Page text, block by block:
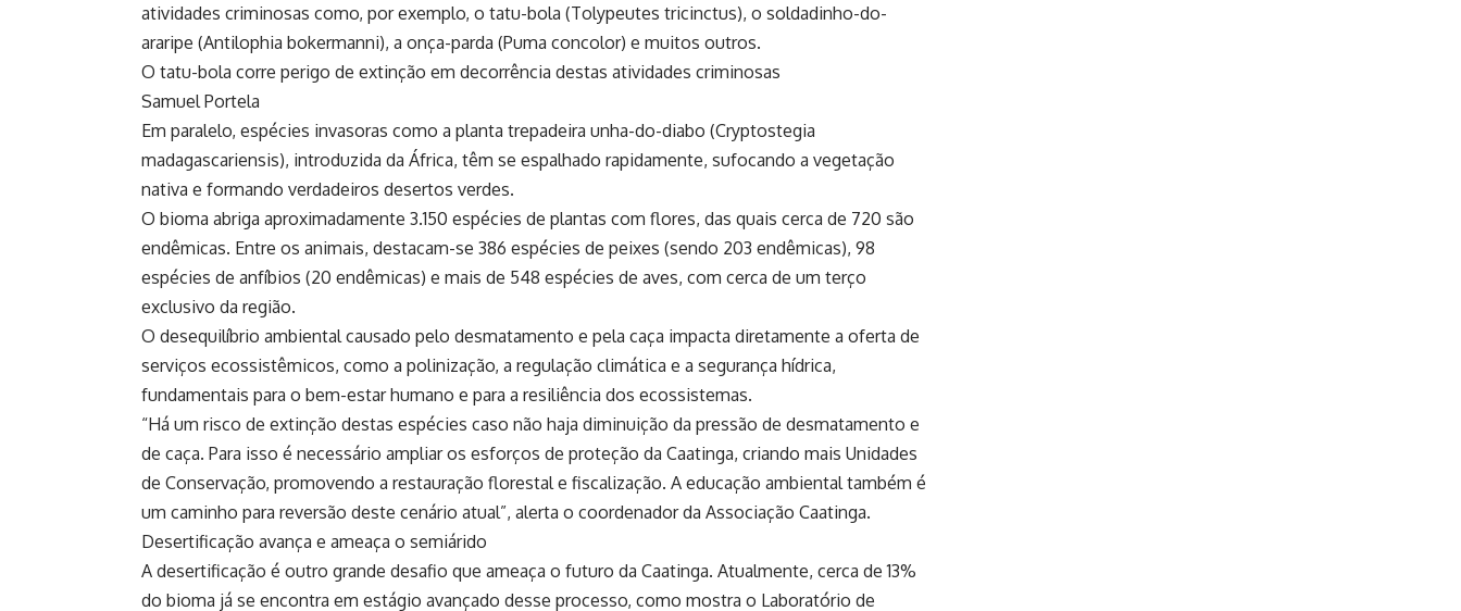
atividades criminosas como, por exemplo, o tatu-bola (Tolypeutes tricinctus), o soldadinho-do-
araripe (Antilophia bokermanni), a onça-parda (Puma concolor) e muitos outros.
O tatu-bola corre perigo de extinção em decorrência destas atividades criminosas
Samuel Portela
Em paralelo, espécies invasoras como a planta trepadeira unha-do-diabo (Cryptostegia
madagascariensis), introduzida da África, têm se espalhado rapidamente, sufocando a vegetação
nativa e formando verdadeiros desertos verdes.
O bioma abriga aproximadamente 3.150 espécies de plantas com flores, das quais cerca de 720 são
endêmicas. Entre os animais, destacam-se 386 espécies de peixes (sendo 203 endêmicas), 98
espécies de anfíbios (20 endêmicas) e mais de 548 espécies de aves, com cerca de um terço
exclusivo da região.
O desequilíbrio ambiental causado pelo desmatamento e pela caça impacta diretamente a oferta de
serviços ecossistêmicos, como a polinização, a regulação climática e a segurança hídrica,
fundamentais para o bem-estar humano e para a resiliência dos ecossistemas.
“Há um risco de extinção destas espécies caso não haja diminuição da pressão de desmatamento e
de caça. Para isso é necessário ampliar os esforços de proteção da Caatinga, criando mais Unidades
de Conservação, promovendo a restauração florestal e fiscalização. A educação ambiental também é
um caminho para reversão deste cenário atual”, alerta o coordenador da Associação Caatinga.
Desertificação avança e ameaça o semiárido
A desertificação é outro grande desafio que ameaça o futuro da Caatinga. Atualmente, cerca de 13%
do bioma já se encontra em estágio avançado desse processo, como mostra o Laboratório de